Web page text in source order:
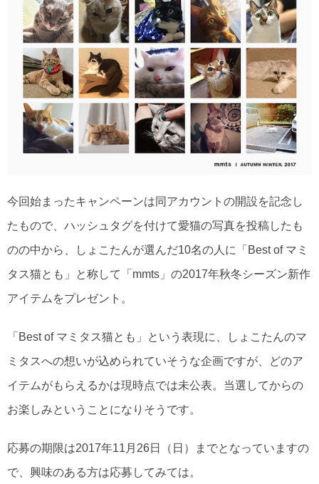
今回始まったキャンペーンは同アカウントの開設を記念し
たもので、ハッシュタグを付けて愛猫の写真を投稿したも
のの中から、しょこたんが選んだ10名の人に「Best of マミ
タス猫とも」と称して「mmts」の2017年秋冬シーズン新作
アイテムをプレゼント。
「Best of マミタス猫とも」という表現に、しょこたんのマ
ミタスへの想いが込められていそうな企画ですが、どのア
イテムがもらえるかは現時点では未公表。当選してからの
お楽しみということになりそうです。
応募の期限は2017年11月26日（日）までとなっていますの
で、興味のある方は応募してみては。